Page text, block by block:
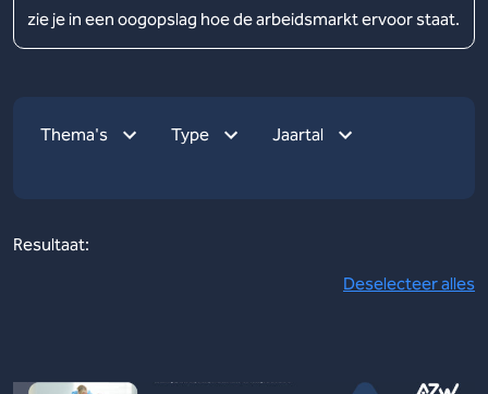
zie je in een oogopslag hoe de arbeidsmarkt ervoor staat.
Thema's Type Jaartal
Resultaat:
Deselecteer alles